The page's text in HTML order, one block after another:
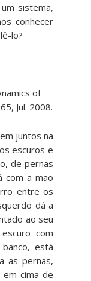
sistema,
conhecer
lo?
of
Jul. 2008.
juntos na
escuros e
de pernas
com a mão
entre os
dá a
ao seu
com
está
as pernas,
cima de